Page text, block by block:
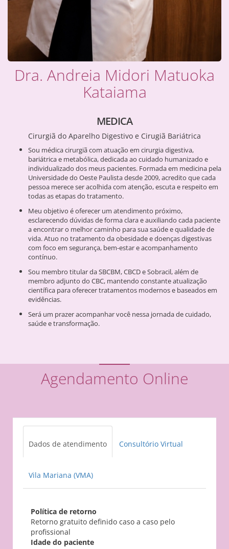
Dra. Andreia Midori Matuoka
Kataiama
MEDICA
Cirurgiã do Aparelho Digestivo e Cirugiã Bariátrica
Sou médica cirurgiã com atuação em cirurgia digestiva,
bariátrica e metabólica, dedicada ao cuidado humanizado e
individualizado dos meus pacientes. Formada em medicina pela
Universidade do Oeste Paulista desde 2009, acredito que cada
pessoa merece ser acolhida com atenção, escuta e respeito em
todas as etapas do tratamento.
Meu objetivo é oferecer um atendimento próximo,
esclarecendo dúvidas de forma clara e auxiliando cada paciente
a encontrar o melhor caminho para sua saúde e qualidade de
vida. Atuo no tratamento da obesidade e doenças digestivas
com foco em segurança, bem-estar e acompanhamento
contínuo.
Sou membro titular da SBCBM, CBCD e Sobracil, além de
membro adjunto do CBC, mantendo constante atualização
científica para oferecer tratamentos modernos e baseados em
evidências.
Será um prazer acompanhar você nessa jornada de cuidado,
saúde e transformação.
Agendamento Online
Dados de atendimento Consultório Virtual
Vila Mariana (VMA)
Política de retorno
Retorno gratuito definido caso a caso pelo
profissional
Idade do paciente